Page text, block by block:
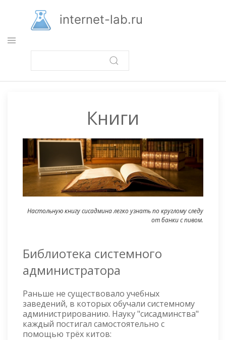
основному
содержанию
internet-lab.ru
Книги
Настольную книгу сисадмина легко узнать по круглому следу
от банки с пивом.
Библиотека системного
администратора
Раньше не существовало учебных
заведений, в которых обучали системному
администрированию. Науку "сисадминства"
каждый постигал самостоятельно с
помощью трёх китов: